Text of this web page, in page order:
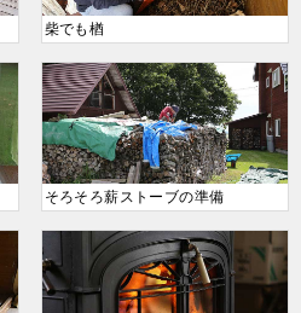
柴でも楢
そろそろ薪ストーブの準備